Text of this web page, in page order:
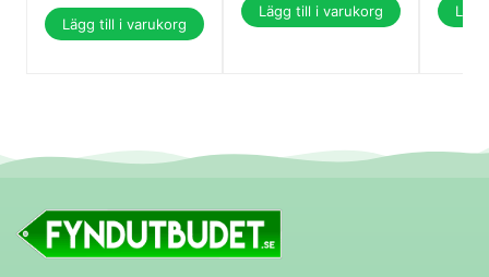
Lägg till i varukorg
Lägg till i varukorg